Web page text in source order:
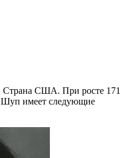
США. При росте 171
Шуп имеет следующие